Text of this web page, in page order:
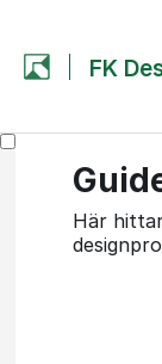
Här